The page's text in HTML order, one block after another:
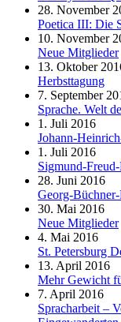
28. November
Poetica III: Die
10. November
Neue Mitglieder
13. Oktober
Herbsttagung
7. September
Sprache. Welt
1. Juli 2016
Johann-
1. Juli 2016
Sigmund-
28. Juni 2016
Georg-
30. Mai 2016
Neue Mitglieder
4. Mai 2016
St. Petersburg
13. April 2016
Mehr Gewicht
7. April 2016
Spracharbeit –